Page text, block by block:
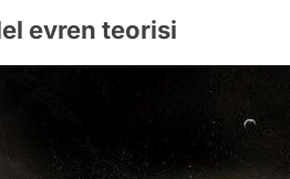
evren teorisi